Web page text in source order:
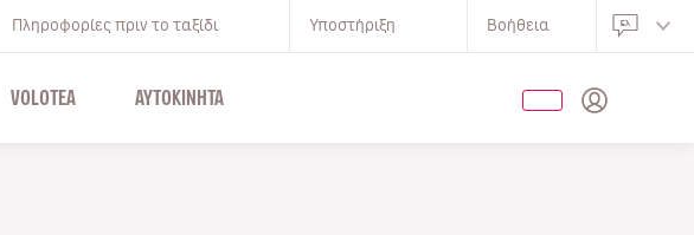
Πληροφορίες πριν το ταξίδι Υποστήριξη Βοήθεια
VOLOTEA ΑΥΤΟΚΊΝΗΤΑ